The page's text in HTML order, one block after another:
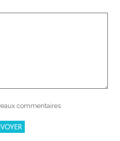
commentaires